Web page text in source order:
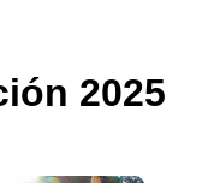
2025